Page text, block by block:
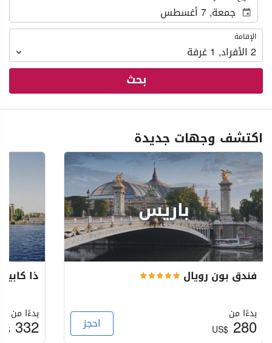
الإقامة
الإقامة
2 الأفراد,
1غرفة
بحث
اكتشف وجهات جديدة
باريس
فندق بون رويال
بدءًا من
US$280 احجز
ذا
بدءًا من
332